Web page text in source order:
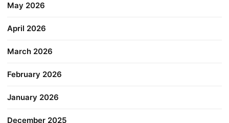
May 2026
April 2026
March 2026
February 2026
January 2026
December 2025